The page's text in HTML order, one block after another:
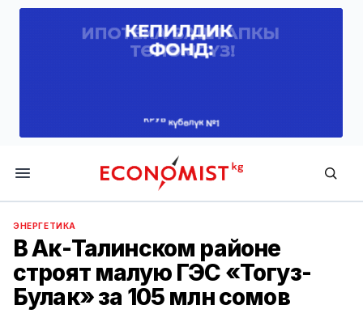
Economist.kg
ЭНЕРГЕТИКА
В Ак-Талинском районе
строят малую ГЭС «Тогуз-
Булак» за 105 млн сомов